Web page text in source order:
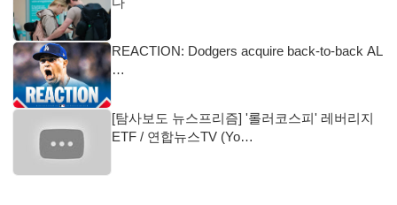
REACTION: Dodgers acquire back-to-back AL
…
[탐사보도 뉴스프리즘] '롤러코스피' 레버리지
ETF / 연합뉴스TV (Yo…